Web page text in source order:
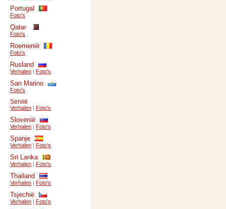
Portugal
Foto's
Qatar
Foto's
Roemenië
Foto's
Rusland
Verhalen | Foto's
San Marino
Foto's
Servië
Verhalen | Foto's
Slovenië
Verhalen | Foto's
Spanje
Verhalen | Foto's
Sri Lanka
Verhalen | Foto's
Thailand
Verhalen | Foto's
Tsjechië
Verhalen | Foto's